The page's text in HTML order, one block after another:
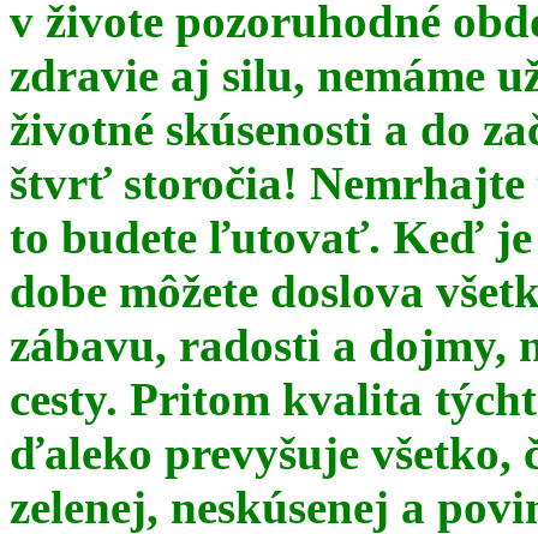
v živote pozoruhodné
zdravie aj silu, nemáme
životné skúsenosti a do
štvrť storočia!
to budete ľutovať. Keď je
dobe môžete doslova
zábavu, radosti a dojmy,
cesty. Pritom kvalita
ďaleko prevyšuje všetko,
zelenej, neskúsenej a